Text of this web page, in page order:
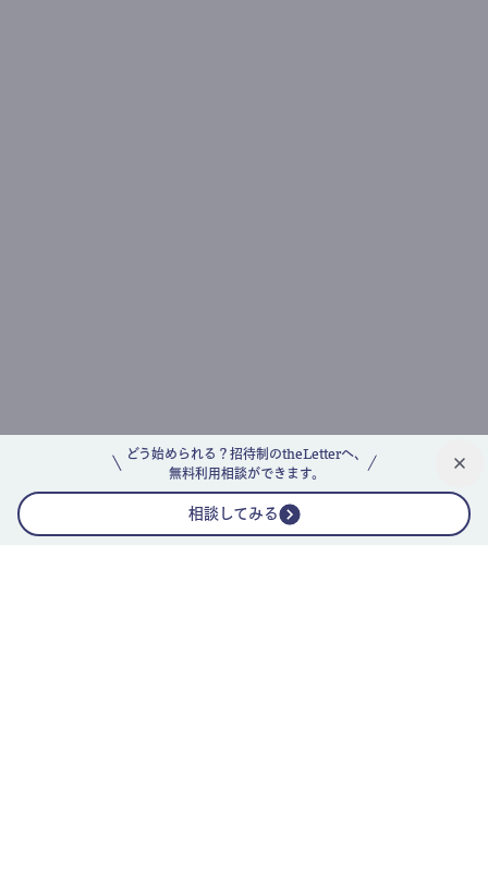
どう始められる？招待制のtheLetterへ、
無料利用相談ができます。
相談してみる